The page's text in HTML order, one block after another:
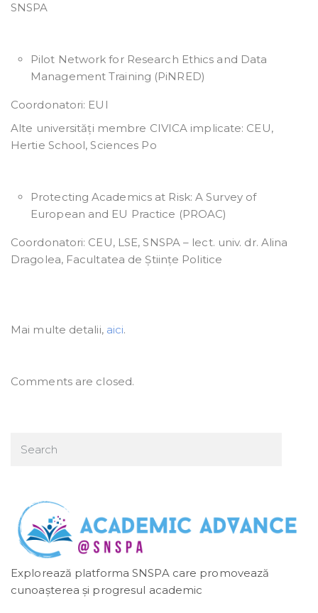
SNSPA
Pilot Network for Research Ethics and Data
Management Training (PiNRED)
Coordonatori: EUI
Alte universități membre CIVICA implicate: CEU,
Hertie School, Sciences Po
Protecting Academics at Risk: A Survey of
European and EU Practice (PROAC)
Coordonatori: CEU, LSE, SNSPA – lect. univ. dr. Alina
Dragolea, Facultatea de Științe Politice
Mai multe detalii, aici.
Comments are closed.
Explorează platforma SNSPA care promovează
cunoașterea și progresul academic